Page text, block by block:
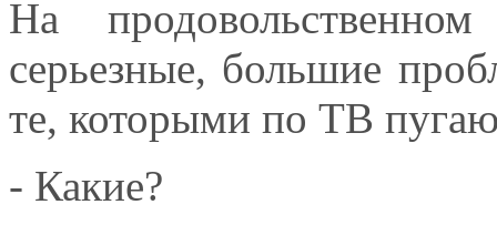
На
серьезные, большие
те, которыми по ТВ
- Какие?